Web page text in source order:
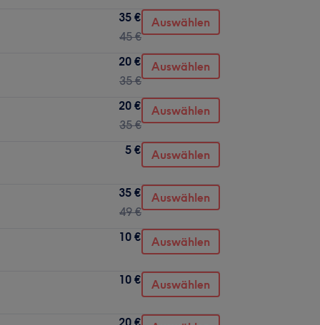
35 €
45 €
Auswählen
20 €
35 €
Auswählen
20 €
35 €
Auswählen
5 € Auswählen
35 €
49 €
Auswählen
10 € Auswählen
10 € Auswählen
20 €